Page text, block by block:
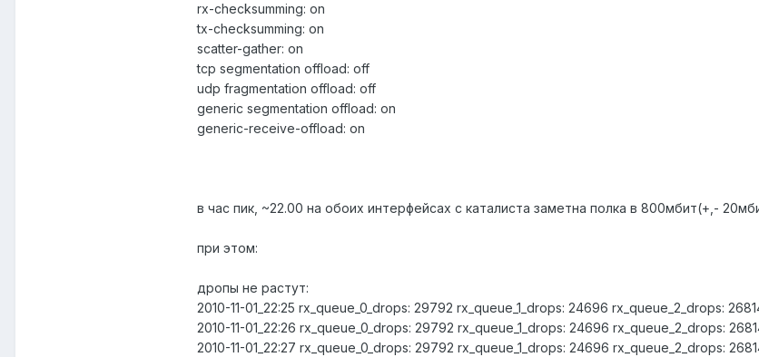
rx-checksumming: on
tx-checksumming: on
scatter-gather: on
tcp segmentation offload: off
udp fragmentation offload: off
generic segmentation offload: on
generic-receive-offload: on
в час пик, ~22.00 на обоих интерфейсах с каталиста заметна полка в 800мбит(+,-
при этом:
дропы не растут:
2010-11-01_22:25 rx_queue_0_drops: 29792 rx_queue_1_drops: 24696 rx_queue_2_drops:
2010-11-01_22:26 rx_queue_0_drops: 29792 rx_queue_1_drops: 24696 rx_queue_2_drops:
2010-11-01_22:27 rx_queue_0_drops: 29792 rx_queue_1_drops: 24696 rx_queue_2_drops: